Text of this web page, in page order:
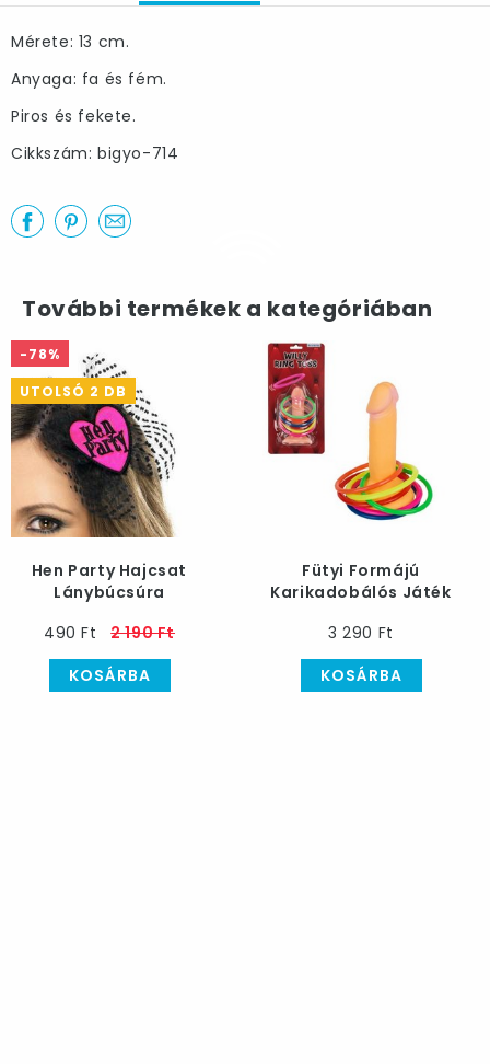
Mérete: 13 cm.
Anyaga: fa és fém.
Piros és fekete.
Cikkszám: bigyo-714
További termékek a kategóriában
-78%
UTOLSÓ 2 DB
Hen Party Hajcsat
Lánybúcsúra
490 Ft
2 190 Ft
KOSÁRBA
Fütyi Formájú
Karikadobálós Játék
3 290 Ft
KOSÁRBA